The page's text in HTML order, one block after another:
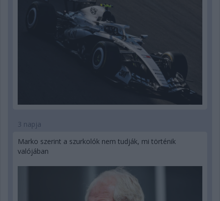
3 napja
Marko szerint a szurkolók nem tudják, mi történik
valójában